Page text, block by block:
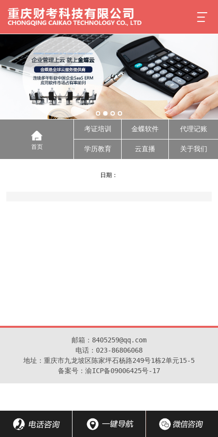
首页
考证培训 金蝶软件 代理记账
学历教育 云直播 关于我们
日期：
邮箱：8405259@qq.com
电话：023-86806068
地址：重庆市九龙坡区陈家坪石杨路249号1栋2单元15-5
备案号：渝ICP备09006425号-17